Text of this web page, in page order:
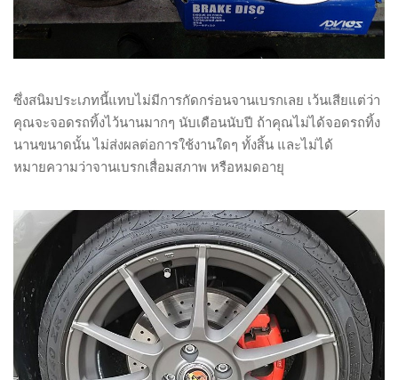
ซึ่งสนิมประเภทนี้แทบไม่มีการกัดกร่อนจานเบรกเลย เว้นเสียแต่ว่า
คุณจะจอดรถทิ้งไว้นานมากๆ นับเดือนนับปี ถ้าคุณไม่ได้จอดรถทิ้ง
นานขนาดนั้น ไม่ส่งผลต่อการใช้งานใดๆ ทั้งสิ้น และไม่ได้
หมายความว่าจานเบรกเสื่อมสภาพ หรือหมดอายุ